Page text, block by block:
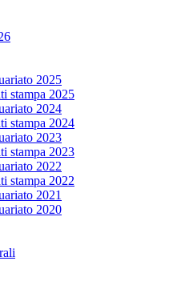
2025
stampa 2025
2024
stampa 2024
2023
stampa 2023
2022
stampa 2022
2021
2020